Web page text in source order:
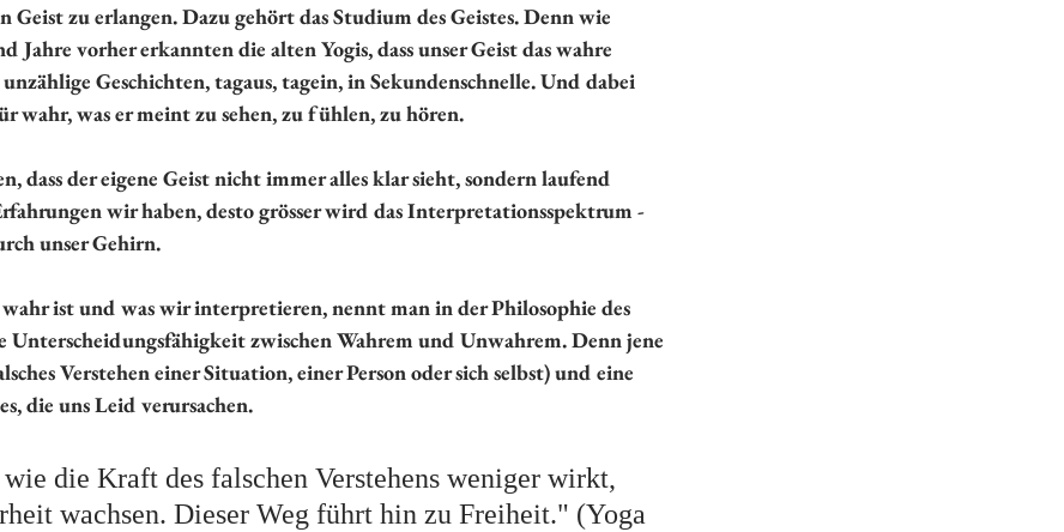
Geist zu erlangen. Dazu gehört das Studium des Geistes. Denn wie
Jahre vorher erkannten die alten Yogis, dass unser Geist das wahre
Geschichten, tagaus, tagein, in Sekundenschnelle. Und dabei
wahr, was er meint zu sehen, zu fühlen, zu hören.
dass der eigene Geist nicht immer alles klar sieht, sondern laufend
wir haben, desto grösser wird das Interpretationsspektrum -
unser Gehirn.
ist und was wir interpretieren, nennt man in der Philosophie des
Unterscheidungsfähigkeit zwischen Wahrem und Unwahrem. Denn jene
Verstehen einer Situation, einer Person oder sich selbst) und eine
die uns Leid verursachen.
die Kraft des falschen Verstehens weniger wirkt,
wachsen. Dieser Weg führt hin zu Freiheit." (Yoga